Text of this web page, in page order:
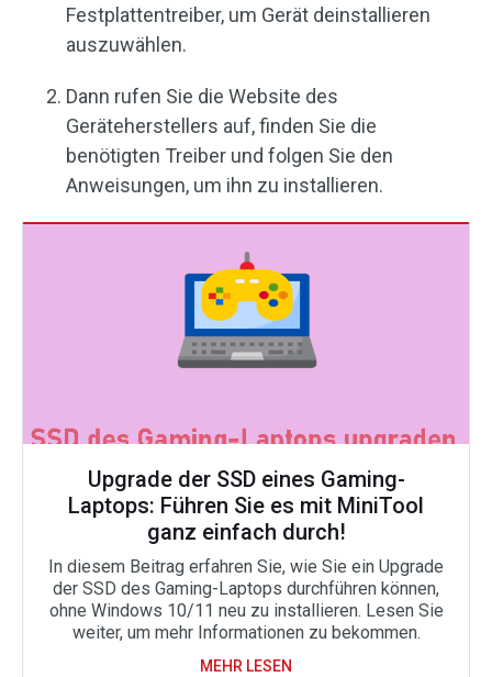
Festplattentreiber, um Gerät deinstallieren
auszuwählen.
Dann rufen Sie die Website des
Geräteherstellers auf, finden Sie die
benötigten Treiber und folgen Sie den
Anweisungen, um ihn zu installieren.
Upgrade der SSD eines Gaming-
Laptops: Führen Sie es mit MiniTool
ganz einfach durch!
In diesem Beitrag erfahren Sie, wie Sie ein Upgrade
der SSD des Gaming-Laptops durchführen können,
ohne Windows 10/11 neu zu installieren. Lesen Sie
weiter, um mehr Informationen zu bekommen.
MEHR LESEN